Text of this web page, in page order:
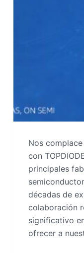
Nos
con
principales
décadas de
colaboración
significativo
ofrecer a